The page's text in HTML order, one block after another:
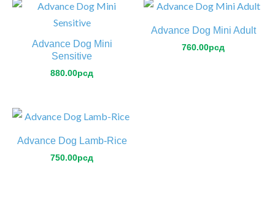
Advance Dog Mini
Sensitive
880.00рсд
Advance Dog Mini Adult
760.00рсд
Advance Dog Lamb-Rice
750.00рсд